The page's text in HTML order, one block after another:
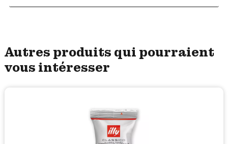
Autres produits qui pourraient
vous intéresser